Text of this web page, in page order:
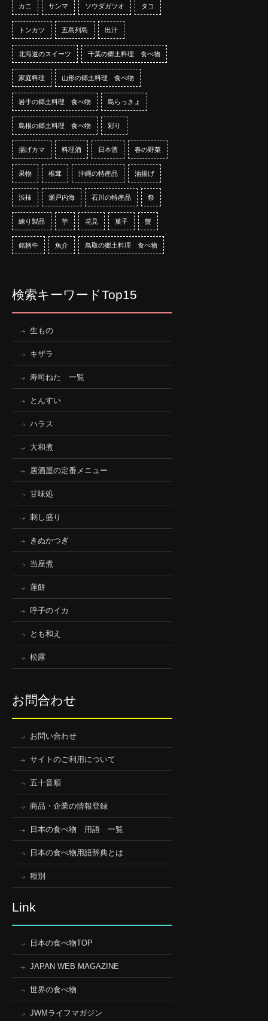
カニ サンマ ソウダガツオ タコ
トンカツ 五島列島 出汁
北海道のスイーツ 千葉の郷土料理 食べ物
家庭料理 山形の郷土料理 食べ物
岩手の郷土料理 食べ物 島らっきょ
島根の郷土料理 食べ物 彩り
揚げカマ 料理酒 日本酒 春の野菜
果物 椎茸 沖縄の特産品 油揚げ
渋柿 瀬戸内海 石川の特産品 祭
練り製品 芋 花見 菓子 蟹
銘柄牛 魚介 鳥取の郷土料理 食べ物
検索キーワードTop15
生もの
キザラ
寿司ねた 一覧
とんすい
ハラス
大和煮
居酒屋の定番メニュー
甘味処
刺し盛り
きぬかつぎ
当座煮
蓮餅
呼子のイカ
とも和え
松露
お問合わせ
お問い合わせ
サイトのご利用について
五十音順
商品・企業の情報登録
日本の食べ物 用語 一覧
日本の食べ物用語辞典とは
種別
Link
日本の食べ物TOP
JAPAN WEB MAGAZINE
世界の食べ物
JWMライフマガジン